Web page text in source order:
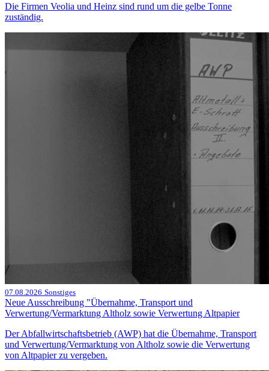
Die Firmen Veolia und Heinz sind rund um die gelbe Tonne
zuständig.
07.08.2026 Sonstiges
Neue Ausschreibung "Übernahme, Transport und
Verwertung/Vermarktung Altholz sowie Verwertung Altpapier
Der Abfallwirtschaftsbetrieb (AWP) hat die Übernahme, Transport
und Verwertung/Vermarktung von Altholz sowie die Verwertung
von Altpapier zu vergeben.